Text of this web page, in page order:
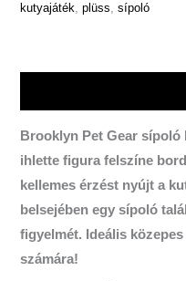
kutyajáték,plüss,sípoló
Brooklyn Pet Gear
ihlette figura felszíne
kellemes érzést nyújt a
belsejében egy sípoló
figyelmét. Ideális
számára!